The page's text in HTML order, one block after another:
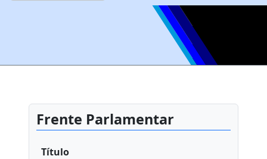
Frente Parlamentar
Título